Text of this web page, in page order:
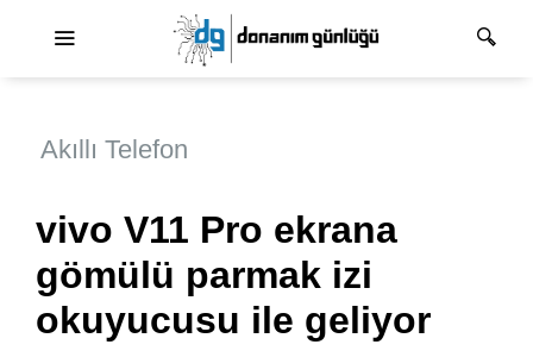
Akıllı Telefon
vivo V11 Pro ekrana
gömülü parmak izi
okuyucusu ile geliyor